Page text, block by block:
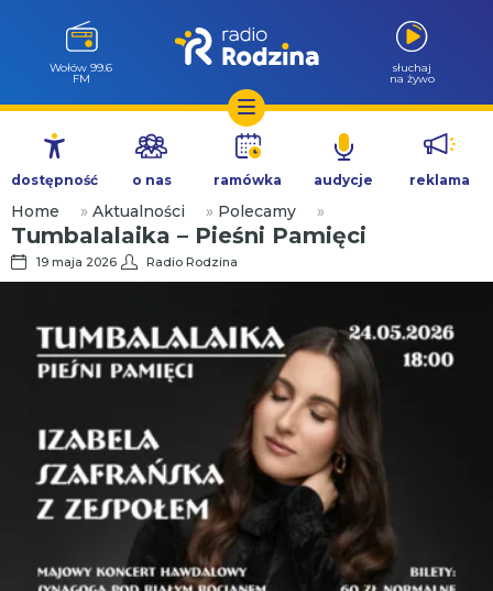
Przejdź
treści
Wołów 99.6
FM
słuchaj
na żywo
dostępność o nas ramówka audycje reklama
Home » Aktualności » Polecamy »
Tumbalalaika – Pieśni Pamięci
19 maja 2026 Radio Rodzina